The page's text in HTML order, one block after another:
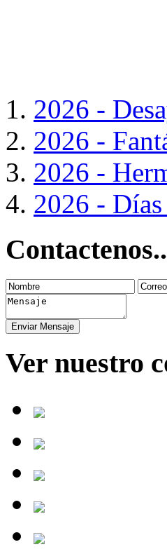
2026 -
2026 -
2026 -
2026 -
Ver nuestro